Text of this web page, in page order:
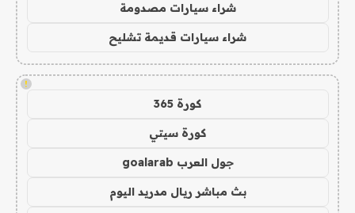
شراء سيارات مصدومة
شراء سيارات قديمة تشليح
!
كورة 365
كورة سيتي
جول العرب goalarab
بث مباشر ريال مدريد اليوم